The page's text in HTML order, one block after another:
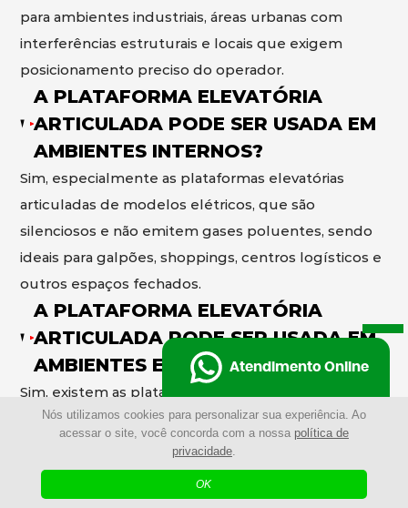
Nós utilizamos cookies para personalizar sua experiência. Ao
acessar o site, você concorda com a nossa política de
privacidade.
OK
para ambientes industriais, áreas urbanas com
interferências estruturais e locais que exigem
posicionamento preciso do operador.
A PLATAFORMA ELEVATÓRIA
ARTICULADA PODE SER USADA EM
AMBIENTES INTERNOS?
Sim, especialmente as plataformas elevatórias
articuladas de modelos elétricos, que são
silenciosos e não emitem gases poluentes, sendo
ideais para galpões, shoppings, centros logísticos e
outros espaços fechados.
A PLATAFORMA ELEVATÓRIA
ARTICULADA PODE SER USADA EM
AMBIENTES EXTERNOS?
Sim, existem as plataformas elevatórias articuladas
de modelos a diesel desenvolvidos para operar em
ambientes externos, com maior potência e
capacidade de enfrentar terrenos irregulares e
condições mais exigentes.
Atendimento Online